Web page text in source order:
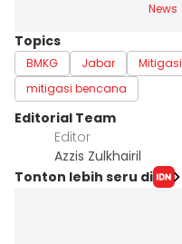
News
Topics
BMKG Jabar Mitigasi
mitigasi bencana
Editorial Team
Editor
Azzis Zulkhairil
Tonton lebih seru di